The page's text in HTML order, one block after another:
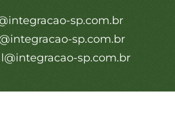
sp.com.br
sp.com.br
sp.com.br